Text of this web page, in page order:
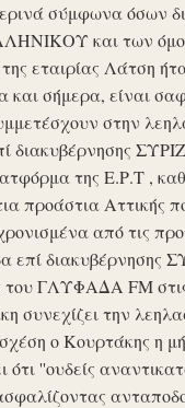
σύμφωνα όσων
και των
της εταιρίας
σήμερα, είναι
στην
διακυβέρνησης
της Ε.Ρ.Τ ,
προάστια
από τις
επί διακυβέρνησης
του ΓΛΥΦΑΔΑ FM
συνεχίζει την
ο Κουρτάκης η
ότι ''ουδείς